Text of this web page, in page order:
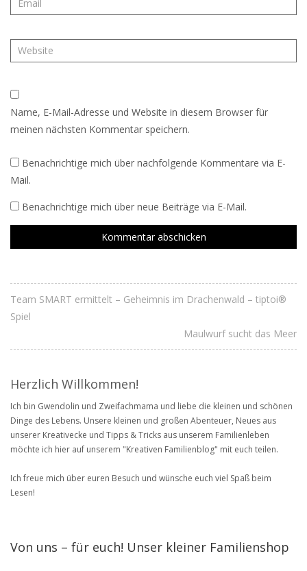
Name, E-Mail-Adresse und Website in diesem Browser für
meinen nächsten Kommentar speichern.
Benachrichtige mich über nachfolgende Kommentare via E-
Mail.
Benachrichtige mich über neue Beiträge via E-Mail.
Team SMART ermittelt – Geheimnis im Drachenwald – tiptoi®
Spiel
Maulwurf sucht das Meer
Herzlich Willkommen!
Ich bin Gwendolin und Zweifachmama und liebe die kleinen und schönen
Dinge des Lebens. Unsere kleinen und großen Abenteuer, Neues aus
unserer Kreativecke und Tipps & Tricks aus unserem Familienleben
möchte ich hier auf unserem "Kreativen Familienblog" mit euch teilen.
Ich freue mich über euren Besuch und wünsche euch viel Spaß beim
Lesen!
Von uns – für euch! Unser kleiner Familienshop